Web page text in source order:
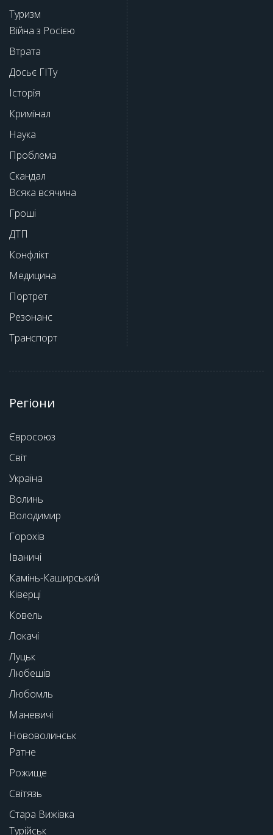
Туризм
Війна з Росією
Втрата
Досьє ГІТу
Історія
Кримінал
Наука
Проблема
Скандал
Всяка всячина
Гроші
ДТП
Конфлікт
Медицина
Портрет
Резонанс
Транспорт
Регіони
Євросоюз
Світ
Україна
Волинь
Володимир
Горохів
Іваничі
Камінь-Каширський
Ківерці
Ковель
Локачі
Луцьк
Любешів
Любомль
Маневичі
Нововолинськ
Ратне
Рожище
Світязь
Стара Вижівка
Турійськ